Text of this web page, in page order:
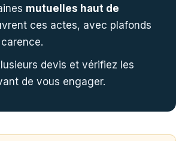
mutuelles haut de
ces actes, avec plafonds
devis et vérifiez les
de vous engager.